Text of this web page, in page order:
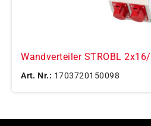
Wandverteiler STROBL
Art. Nr.: 1703720150098